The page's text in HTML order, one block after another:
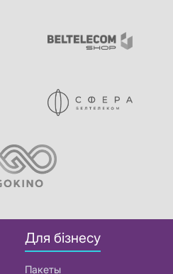
Для бізнесу
Пакеты